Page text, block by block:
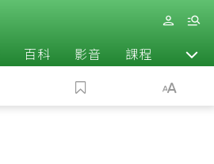
百科 影音 課程 退休